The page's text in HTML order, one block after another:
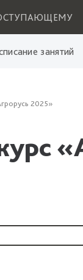
занятий
2025»